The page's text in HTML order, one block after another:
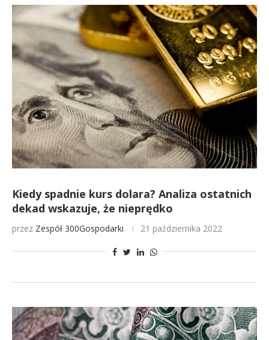
Kiedy spadnie kurs dolara? Analiza ostatnich
dekad wskazuje, że nieprędko
przez Zespół 300Gospodarki 21 października 2022